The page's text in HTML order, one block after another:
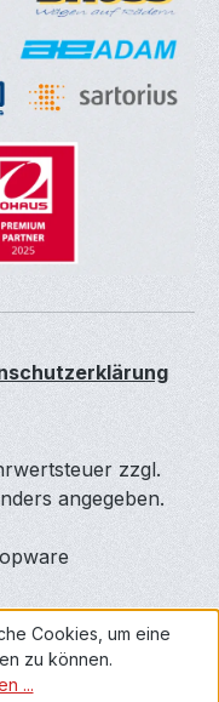
zzgl.
angegeben.
Cookies, um eine
zu können.
...